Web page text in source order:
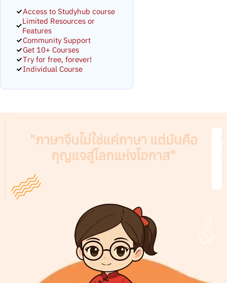
Access to Studyhub course
Limited Resources or
Features
Community Support
Get 10+ Courses
Try for free, forever!
Individual Course
"ภาษาจีนไม่ใช่แค่ภาษา แต่มันคือ
กุญแจสู่โลกแห่งโอกาส"